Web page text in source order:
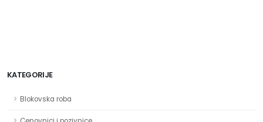
KATEGORIJE
Blokovska roba